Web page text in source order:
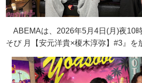
ABEMAは、2026年5月4日(月)夜10
そび 月【安元洋貴×榎木淳弥】#3』を